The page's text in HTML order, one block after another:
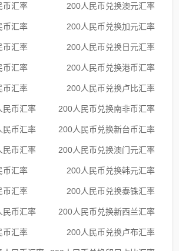
币汇率 200人民币兑换澳元汇率
币汇率 200人民币兑换加元汇率
币汇率 200人民币兑换日元汇率
币汇率 200人民币兑换港币汇率
币汇率 200人民币兑换卢比汇率
民币汇率 200人民币兑换南非币汇率
民币汇率 200人民币兑换新台币汇率
民币汇率 200人民币兑换澳门元汇率
币汇率 200人民币兑换韩元汇率
币汇率 200人民币兑换泰铢汇率
民币汇率 200人民币兑换新西兰汇率
币汇率 200人民币兑换卢布汇率